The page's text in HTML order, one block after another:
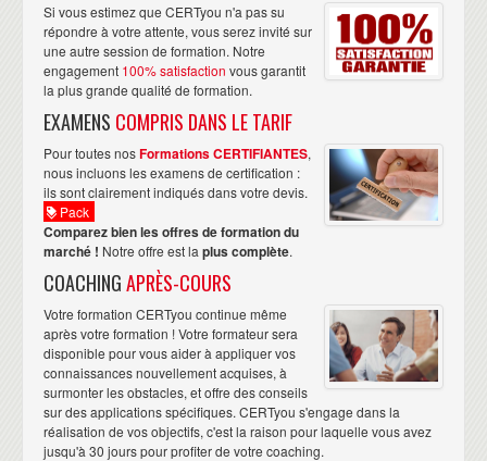
Si vous estimez que CERTyou n'a pas su
répondre à votre attente, vous serez invité sur
une autre session de formation. Notre
engagement 100% satisfaction vous garantit
la plus grande qualité de formation.
EXAMENS COMPRIS DANS LE TARIF
Pour toutes nosFormations CERTIFIANTES,
nous incluons les examens de certification :
ils sont clairement indiqués dans votre devis.
Pack
Comparez bien les offres de formation du
marché ! Notre offre est la plus complète.
COACHINGAPRÈS-COURS
Votre formation CERTyou continue même
après votre formation ! Votre formateur sera
disponible pour vous aider à appliquer vos
connaissances nouvellement acquises, à
surmonter les obstacles, et offre des conseils
sur des applications spécifiques. CERTyou s'engage dans la
réalisation de vos objectifs, c'est la raison pour laquelle vous avez
jusqu'à 30 jours pour profiter de votre coaching.